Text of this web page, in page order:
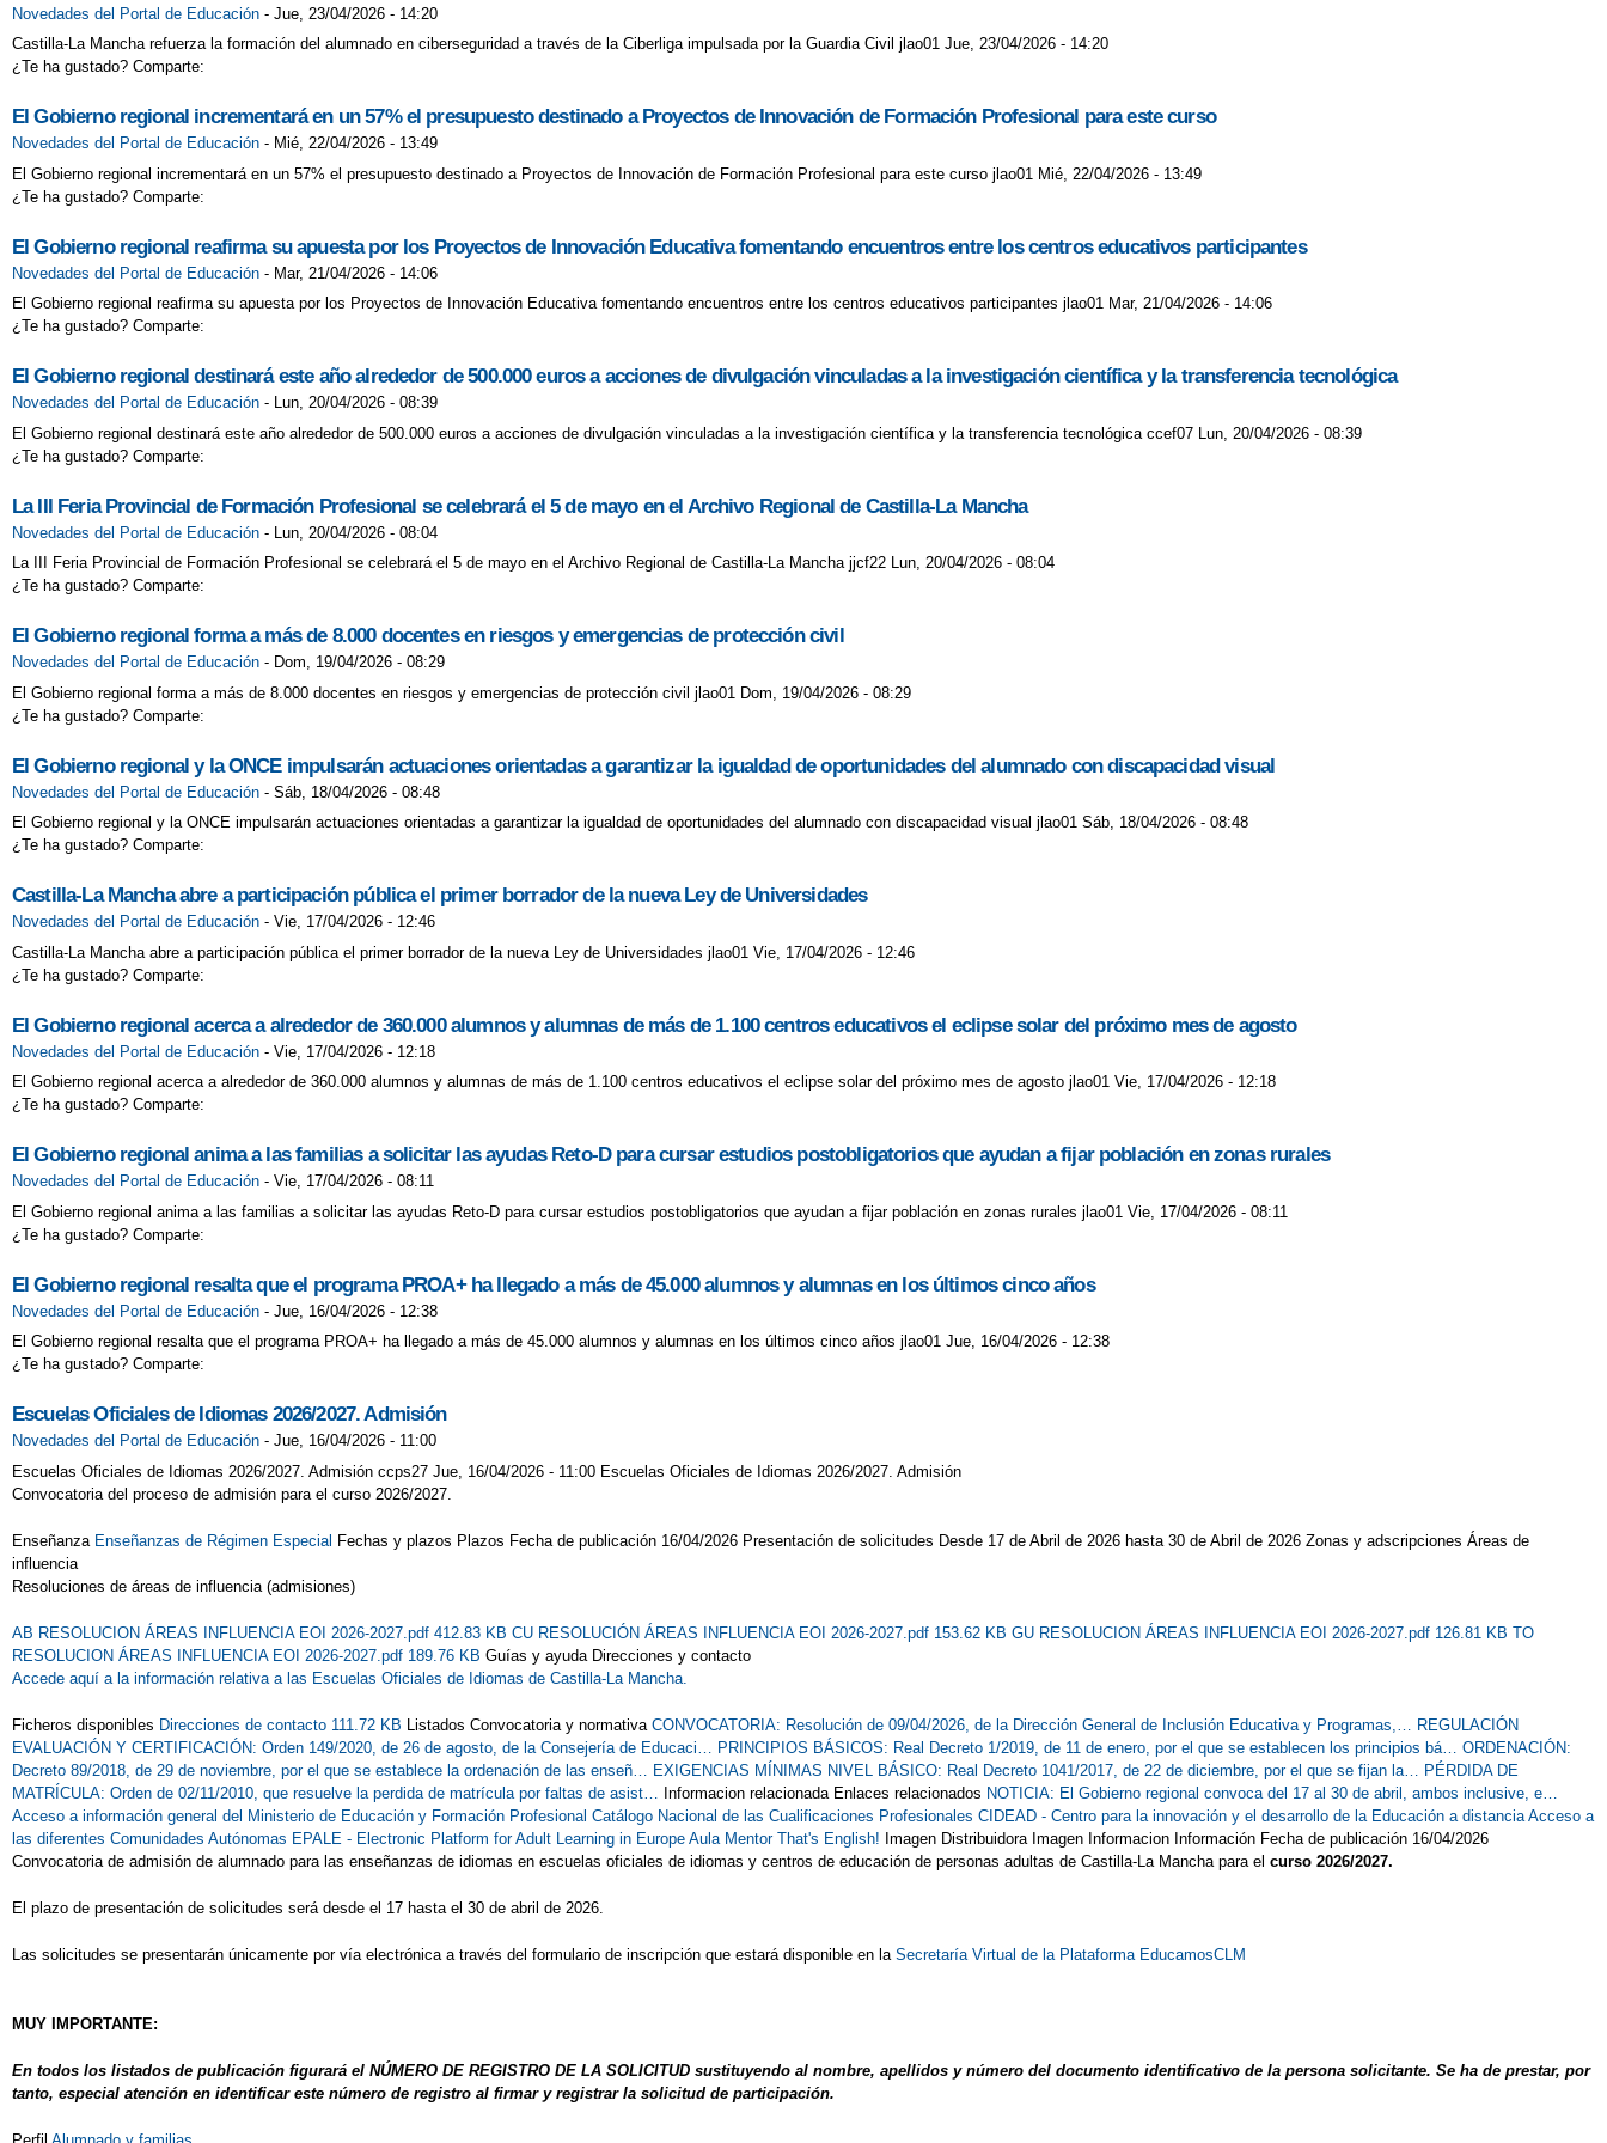
ENTENDER EL CEREBRO DE LOS NIÑOS.
ESTRATEGIAS PARA APRENDER MEJOR. BARBARA OAKLEY, EDUCADORA Y ESCRITORA FACEBOOK AMPA
GANADORES CLASS DOJO SEPTIEMBRE
LA MAYOR DISCAPACIDAD ES LA FALTA DE CONFIANZA EN UNO MISMO
LA MEJOR EXTRAESCOLAR PARA LOS NIÑOS ES EL JUEGO LIBRE. ALICIA BANDERAS, PSICÓLOGA EDUCATIVA.
LEER AMPLÍA LOS HORIZONTES DE TU MUNDO. GREGORIO LURI, MAESTRO
ORGULLOSOS DE NUESTRA COMUNIDAD EDUCATIVA
PLAN DE MEJORA PROGRAMA PARA REDUCIR EL FRACASO ESCOLAR
PLAN DE BIENESTAR EMOCIONAL
QUÉ ES LA EMPATÍA Y CÓMO DESARROLLARLA EN LOS NIÑOS. RAFAEL GUERRERO, PSICÓLOGO
¡SALVAMOS ÁRBOLES! ¿CÓMO USAMOS EL MÓVIL DELANTE DE NUESTROS HIJOS? ADAM ALTER, PSICÓLOGO Y PROFESOR
“SABER CONCENTRARSE ES MÁS DECISIVO PARA UN NIÑO QUE SU COEFICIENTE INTELECTUAL”. DANIEL GOLEMAN
Novedades del Portal de Educación - Jue, 23/04/2026 - 14:20
Castilla-La Mancha refuerza la formación del alumnado en ciberseguridad a través de la Ciberliga impulsada por la Guardia Civil jlao01 Jue, 23/04/2026 - 14:20
¿Te ha gustado? Comparte:
El Gobierno regional incrementará en un 57% el presupuesto destinado a Proyectos de Innovación de Formación Profesional para este curso
Novedades del Portal de Educación - Mié, 22/04/2026 - 13:49
El Gobierno regional incrementará en un 57% el presupuesto destinado a Proyectos de Innovación de Formación Profesional para este curso jlao01 Mié, 22/04/2026 - 13:49
¿Te ha gustado? Comparte:
El Gobierno regional reafirma su apuesta por los Proyectos de Innovación Educativa fomentando encuentros entre los centros educativos participantes
Novedades del Portal de Educación - Mar, 21/04/2026 - 14:06
El Gobierno regional reafirma su apuesta por los Proyectos de Innovación Educativa fomentando encuentros entre los centros educativos participantes jlao01 Mar, 21/04/2026 - 14:06
¿Te ha gustado? Comparte:
El Gobierno regional destinará este año alrededor de 500.000 euros a acciones de divulgación vinculadas a la investigación científica y la transferencia tecnológica
Novedades del Portal de Educación - Lun, 20/04/2026 - 08:39
El Gobierno regional destinará este año alrededor de 500.000 euros a acciones de divulgación vinculadas a la investigación científica y la transferencia tecnológica ccef07 Lun, 20/04/2026 - 08:39
¿Te ha gustado? Comparte:
La III Feria Provincial de Formación Profesional se celebrará el 5 de mayo en el Archivo Regional de Castilla-La Mancha
Novedades del Portal de Educación - Lun, 20/04/2026 - 08:04
La III Feria Provincial de Formación Profesional se celebrará el 5 de mayo en el Archivo Regional de Castilla-La Mancha jjcf22 Lun, 20/04/2026 - 08:04
¿Te ha gustado? Comparte:
El Gobierno regional forma a más de 8.000 docentes en riesgos y emergencias de protección civil
Novedades del Portal de Educación - Dom, 19/04/2026 - 08:29
El Gobierno regional forma a más de 8.000 docentes en riesgos y emergencias de protección civil jlao01 Dom, 19/04/2026 - 08:29
¿Te ha gustado? Comparte:
El Gobierno regional y la ONCE impulsarán actuaciones orientadas a garantizar la igualdad de oportunidades del alumnado con discapacidad visual
Novedades del Portal de Educación - Sáb, 18/04/2026 - 08:48
El Gobierno regional y la ONCE impulsarán actuaciones orientadas a garantizar la igualdad de oportunidades del alumnado con discapacidad visual jlao01 Sáb, 18/04/2026 - 08:48
¿Te ha gustado? Comparte:
Castilla-La Mancha abre a participación pública el primer borrador de la nueva Ley de Universidades
Novedades del Portal de Educación - Vie, 17/04/2026 - 12:46
Castilla-La Mancha abre a participación pública el primer borrador de la nueva Ley de Universidades jlao01 Vie, 17/04/2026 - 12:46
¿Te ha gustado? Comparte:
El Gobierno regional acerca a alrededor de 360.000 alumnos y alumnas de más de 1.100 centros educativos el eclipse solar del próximo mes de agosto
Novedades del Portal de Educación - Vie, 17/04/2026 - 12:18
El Gobierno regional acerca a alrededor de 360.000 alumnos y alumnas de más de 1.100 centros educativos el eclipse solar del próximo mes de agosto jlao01 Vie, 17/04/2026 - 12:18
¿Te ha gustado? Comparte:
El Gobierno regional anima a las familias a solicitar las ayudas Reto-D para cursar estudios postobligatorios que ayudan a fijar población en zonas rurales
Novedades del Portal de Educación - Vie, 17/04/2026 - 08:11
El Gobierno regional anima a las familias a solicitar las ayudas Reto-D para cursar estudios postobligatorios que ayudan a fijar población en zonas rurales jlao01 Vie, 17/04/2026 - 08:11
¿Te ha gustado? Comparte:
El Gobierno regional resalta que el programa PROA+ ha llegado a más de 45.000 alumnos y alumnas en los últimos cinco años
Novedades del Portal de Educación - Jue, 16/04/2026 - 12:38
El Gobierno regional resalta que el programa PROA+ ha llegado a más de 45.000 alumnos y alumnas en los últimos cinco años jlao01 Jue, 16/04/2026 - 12:38
¿Te ha gustado? Comparte:
Escuelas Oficiales de Idiomas 2026/2027. Admisión
Novedades del Portal de Educación - Jue, 16/04/2026 - 11:00
Escuelas Oficiales de Idiomas 2026/2027. Admisión ccps27 Jue, 16/04/2026 - 11:00 Escuelas Oficiales de Idiomas 2026/2027. Admisión
Convocatoria del proceso de admisión para el curso 2026/2027.
Enseñanza Enseñanzas de Régimen Especial Fechas y plazos Plazos Fecha de publicación 16/04/2026 Presentación de solicitudes Desde 17 de Abril de 2026 hasta 30 de Abril de 2026 Zonas y adscripciones Áreas de
influencia
Resoluciones de áreas de influencia (admisiones)
AB RESOLUCION ÁREAS INFLUENCIA EOI 2026-2027.pdf 412.83 KB CU RESOLUCIÓN ÁREAS INFLUENCIA EOI 2026-2027.pdf 153.62 KB GU RESOLUCION ÁREAS INFLUENCIA EOI 2026-2027.pdf 126.81 KB TO
RESOLUCION ÁREAS INFLUENCIA EOI 2026-2027.pdf 189.76 KB Guías y ayuda Direcciones y contacto
Accede aquí a la información relativa a las Escuelas Oficiales de Idiomas de Castilla-La Mancha.
Ficheros disponibles Direcciones de contacto 111.72 KB Listados Convocatoria y normativa CONVOCATORIA: Resolución de 09/04/2026, de la Dirección General de Inclusión Educativa y Programas,…
REGULACIÓN
EVALUACIÓN Y CERTIFICACIÓN: Orden 149/2020, de 26 de agosto, de la Consejería de Educaci…
PRINCIPIOS BÁSICOS: Real Decreto 1/2019, de 11 de enero, por el que se establecen los principios bá…
ORDENACIÓN:
Decreto 89/2018, de 29 de noviembre, por el que se establece la ordenación de las enseñ…
EXIGENCIAS MÍNIMAS NIVEL BÁSICO: Real Decreto 1041/2017, de 22 de diciembre, por el que se fijan la…
PÉRDIDA DE
MATRÍCULA: Orden de 02/11/2010, que resuelve la perdida de matrícula por faltas de asist…
Informacion relacionada Enlaces relacionados NOTICIA: El Gobierno regional convoca del 17 al 30 de abril, ambos inclusive, e…
Acceso a información general del Ministerio de Educación y Formación Profesional Catálogo Nacional de las Cualificaciones Profesionales CIDEAD - Centro para la innovación y el desarrollo de la Educación a distancia Acceso a
las diferentes Comunidades Autónomas EPALE - Electronic Platform for Adult Learning in Europe Aula Mentor That's English! Imagen Distribuidora Imagen Informacion Información Fecha de publicación 16/04/2026
Convocatoria de admisión de alumnado para las enseñanzas de idiomas en escuelas oficiales de idiomas y centros de educación de personas adultas de Castilla-La Mancha para el curso 2026/2027.
El plazo de presentación de solicitudes será desde el 17 hasta el 30 de abril de 2026.
Las solicitudes se presentarán únicamente por vía electrónica a través del formulario de inscripción que estará disponible en la Secretaría Virtual de la Plataforma EducamosCLM
MUY IMPORTANTE:
En todos los listados de publicación figurará el NÚMERO DE REGISTRO DE LA SOLICITUD sustituyendo al nombre, apellidos y número del documento identificativo de la persona solicitante. Se ha de prestar, por
tanto, especial atención en identificar este número de registro al firmar y registrar la solicitud de participación.